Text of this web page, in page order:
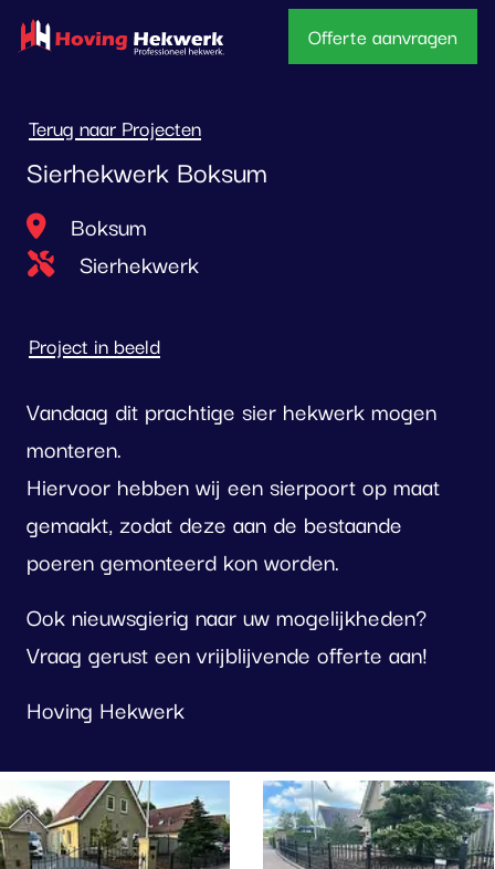
overslaan
Offerte aanvragen
Terug naar Projecten
Sierhekwerk Boksum
Locatie
Boksum
Type project
Sierhekwerk
Project in beeld
Vandaag dit prachtige sier hekwerk mogen
monteren.
Hiervoor hebben wij een sierpoort op maat
gemaakt, zodat deze aan de bestaande
poeren gemonteerd kon worden.
Ook nieuwsgierig naar uw mogelijkheden?
Vraag gerust een vrijblijvende offerte aan!
Hoving Hekwerk